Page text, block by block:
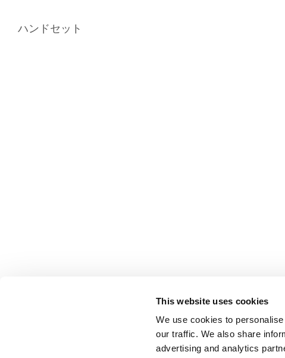
This website uses cookies
We use cookies to
our traffic. We also share
advertising and analytics
ハンドセット